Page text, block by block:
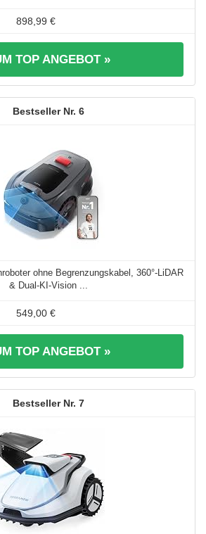
898,99 €
TOP ANGEBOT »
6
ohne Begrenzungskabel, 360°-LiDAR
& Dual-KI-Vision ...
549,00 €
TOP ANGEBOT »
7